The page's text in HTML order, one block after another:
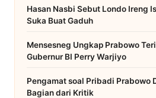
Hasan Nasbi Sebut Londo Ireng
Suka Buat Gaduh
Mensesneg Ungkap Prabowo
Gubernur BI Perry Warjiyo
Pengamat soal Pribadi Prabowo
Bagian dari Kritik